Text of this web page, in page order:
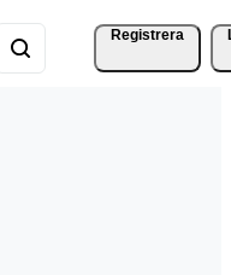
Registrera